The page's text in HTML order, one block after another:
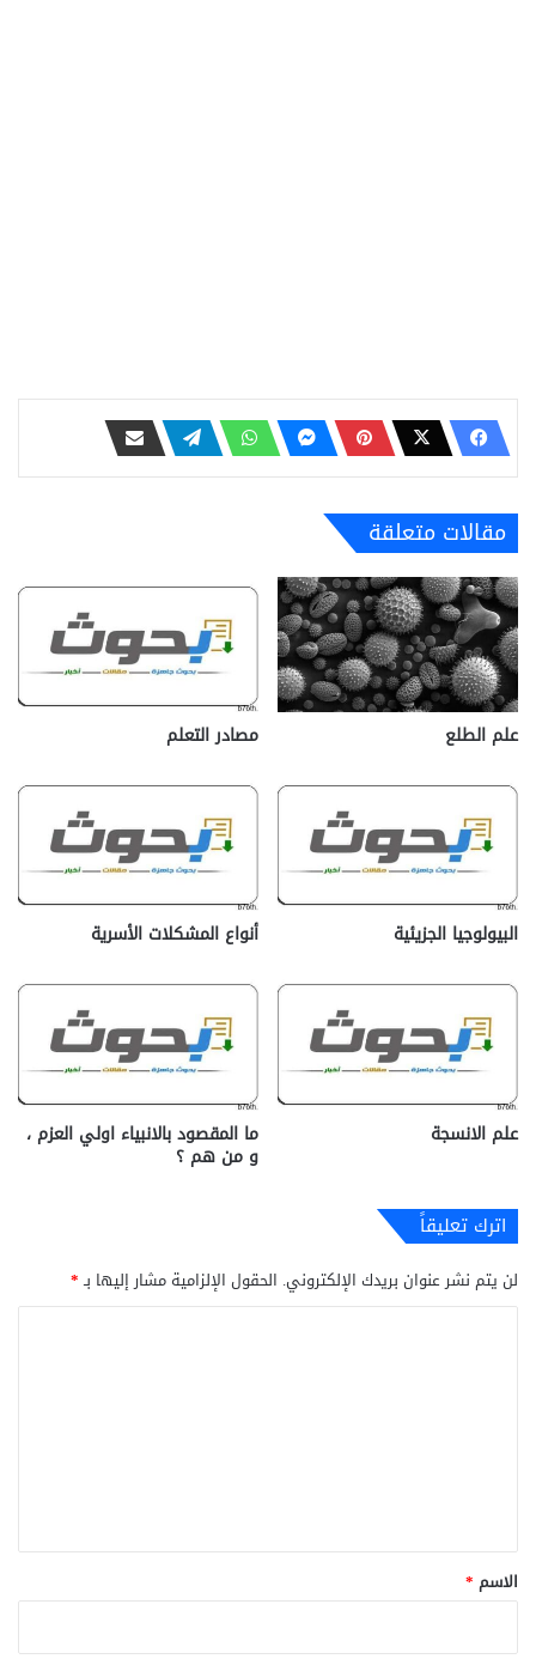
مقالات متعلقة
علم الطلع مصادر التعلم
البيولوجيا الجزيئية أنواع المشكلات الأسرية
علم الانسجة ما المقصود بالانبياء اولي العزم ،
و من هم ؟
اترك تعليقاً
لن يتم نشر عنوان بريدك الإلكتروني. الحقول الإلزامية مشار إليها بـ*
*
الاسم *